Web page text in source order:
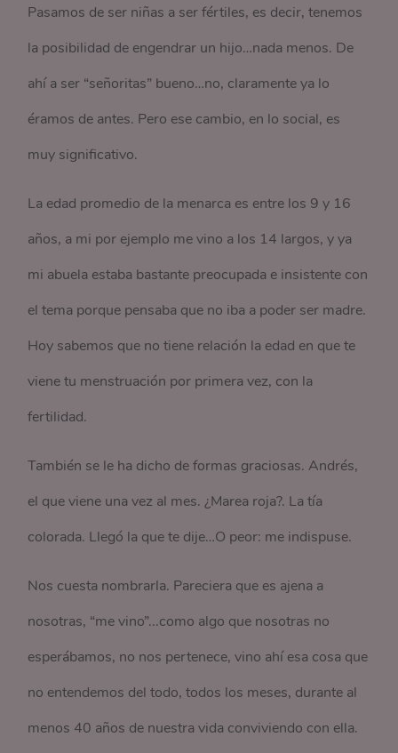
Pasamos de ser niñas a ser fértiles, es decir, tenemos
la posibilidad de engendrar un hijo…nada menos. De
ahí a ser “señoritas” bueno…no, claramente ya lo
éramos de antes. Pero ese cambio, en lo social, es
muy significativo.
La edad promedio de la menarca es entre los 9 y 16
años, a mi por ejemplo me vino a los 14 largos, y ya
mi abuela estaba bastante preocupada e insistente con
el tema porque pensaba que no iba a poder ser madre.
Hoy sabemos que no tiene relación la edad en que te
viene tu menstruación por primera vez, con la
fertilidad.
También se le ha dicho de formas graciosas. Andrés,
el que viene una vez al mes. ¿Marea roja?. La tía
colorada. Llegó la que te dije…O peor: me indispuse.
Nos cuesta nombrarla. Pareciera que es ajena a
nosotras, “me vino”...como algo que nosotras no
esperábamos, no nos pertenece, vino ahí esa cosa que
no entendemos del todo, todos los meses, durante al
menos 40 años de nuestra vida conviviendo con ella.